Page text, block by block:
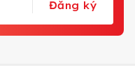
Đăng ký